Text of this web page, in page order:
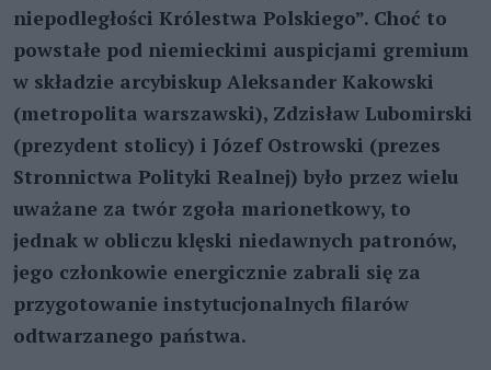
niepodległości Królestwa Polskiego”. Choć to
powstałe pod niemieckimi auspicjami gremium
w składzie arcybiskup Aleksander Kakowski
(metropolita warszawski), Zdzisław Lubomirski
(prezydent stolicy) i Józef Ostrowski (prezes
Stronnictwa Polityki Realnej) było przez wielu
uważane za twór zgoła marionetkowy, to
jednak w obliczu klęski niedawnych patronów,
jego członkowie energicznie zabrali się za
przygotowanie instytucjonalnych filarów
odtwarzanego państwa.